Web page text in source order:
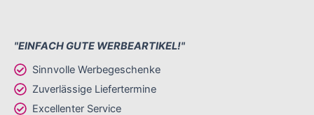
"EINFACH GUTE WERBEARTIKEL!"
Sinnvolle Werbegeschenke
Zuverlässige Liefertermine
Excellenter Service